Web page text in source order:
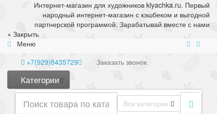
Интернет-магазин для художников klyachka.ru. Первый
народный интернет-магазин с кэшбеком и выгодной
партнерской программой. Зарабатывай вместе с нами
× Закрыть
Меню
+7(929)5435729
Заказать звонок
Категории
Все категории